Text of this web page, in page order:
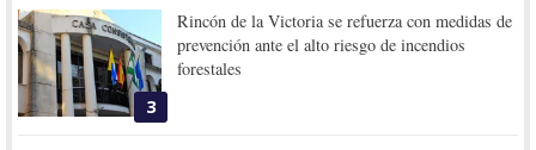
3
Rincón de la Victoria se refuerza con medidas de
prevención ante el alto riesgo de incendios
forestales